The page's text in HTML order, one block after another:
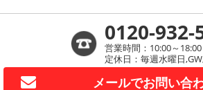
0120-932-
営業時間：10:00～18:00
定休日：毎週水曜日
メールでお問い合